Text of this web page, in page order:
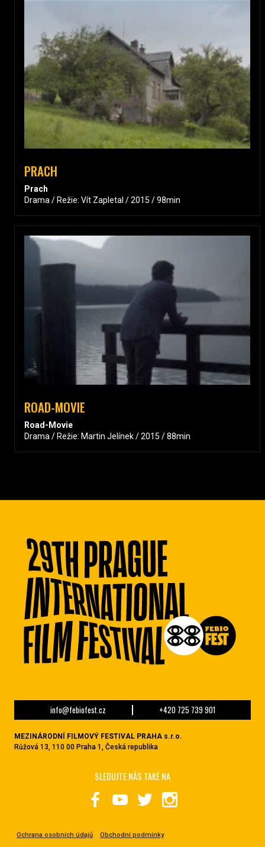
PRACH
Prach
Drama / Režie: Vít Zapletal / 2015 / 98min
ROAD-MOVIE
Road-Movie
Drama / Režie: Martin Jelínek / 2015 / 88min
info@febiofest.cz +420 725 739 901
MEZINÁRODNÍ FILMOVÝ FESTIVAL PRAHA s.r.o.
Růžová 13, 110 00 Praha 1, Česká republika
Ochrana osobních údajů Obchodní podmínky
SLEDUJTE NÁS TAKÉ NA